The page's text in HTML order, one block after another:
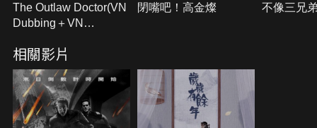
The Outlaw Doctor(VN
Dubbing＋VN
閉嘴吧！高金燦 不像三兄
相關影片